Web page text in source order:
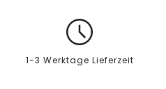
1-3 Werktage Lieferzeit